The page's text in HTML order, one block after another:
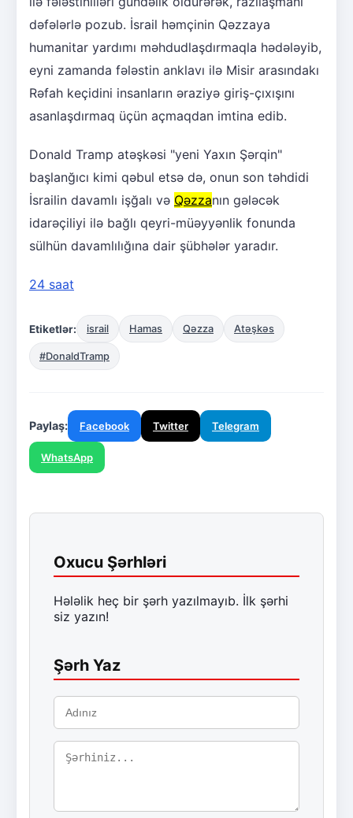
dəfələrlə pozub. İsrail həmçinin Qəzzaya
humanitar yardımı məhdudlaşdırmaqla hədələyib,
eyni zamanda fələstin anklavı ilə Misir arasındakı
Rəfah keçidini insanların əraziyə giriş-çıxışını
asanlaşdırmaq üçün açmaqdan imtina edib.
Donald Tramp atəşkəsi "yeni Yaxın Şərqin"
başlanğıcı kimi qəbul etsə də, onun son təhdidi
İsrailin davamlı işğalı və Qəzzanın gələcək
idarəçiliyi ilə bağlı qeyri-müəyyənlik fonunda
sülhün davamlılığına dair şübhələr yaradır.
24 saat
Etiketlər: israil Hamas Qəzza Atəşkəs
#DonaldTramp
Paylaş: Facebook Twitter Telegram
WhatsApp
Oxucu Şərhləri
Hələlik heç bir şərh yazılmayıb. İlk şərhi
siz yazın!
Şərh Yaz